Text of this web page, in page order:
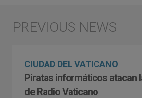
CIUDAD DEL VATICANO
Piratas informáticos atacan
de Radio Vaticano